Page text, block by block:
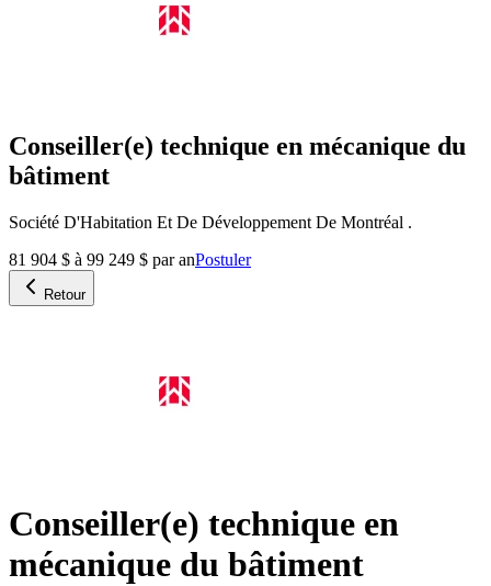
Conseiller(e) technique en mécanique du
bâtiment
Société D'Habitation Et De Développement De Montréal .
81 904 $ à 99 249 $ par anPostuler
Retour
Conseiller(e) technique en
mécanique du bâtiment